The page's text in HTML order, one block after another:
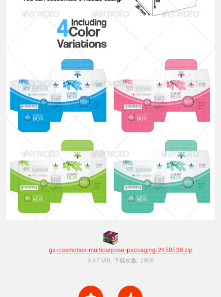
ga-cosmobox-multipurpose-packaging-2489538.zip
9.47 MB, 下载次数: 2906